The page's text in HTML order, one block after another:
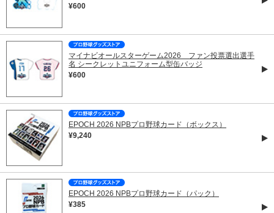
¥600
マイナビオールスターゲーム2026 ファン投票選出選手
名 シークレットユニフォーム型缶バッジ
¥600
EPOCH 2026 NPBプロ野球カード（ボックス）
¥9,240
EPOCH 2026 NPBプロ野球カード（パック）
¥385